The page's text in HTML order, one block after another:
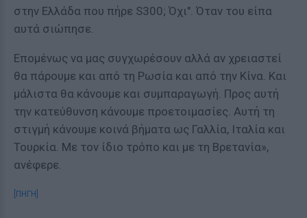
στην Ελλάδα που πήρε S300; Όχι". Όταν του είπα
αυτά σιώπησε.
Επομένως να μας συγχωρέσουν αλλά αν χρειαστεί
θα πάρουμε και από τη Ρωσία και από την Κίνα. Και
μάλιστα θα κάνουμε και συμπαραγωγή. Προς αυτή
την κατεύθυνση κάνουμε προετοιμασίες. Αυτή τη
στιγμή κάνουμε κοινά βήματα ως Γαλλία, Ιταλία και
Τουρκία. Με τον ίδιο τρόπο και με τη Βρετανία»,
ανέφερε.
[ΠΗΓΗ]